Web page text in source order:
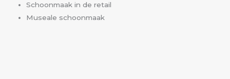
Schoonmaak in de retail
Museale schoonmaak